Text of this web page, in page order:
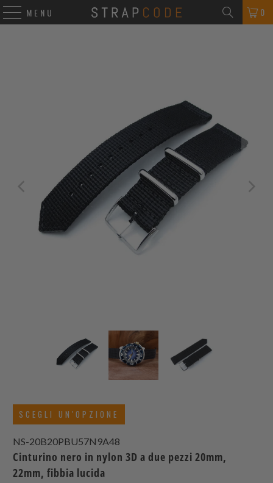
MENU 0
SCEGLI UN'OPZIONE
NS-20B20PBU57N9A48
Cinturino nero in nylon 3D a due pezzi 20mm,
22mm, fibbia lucida